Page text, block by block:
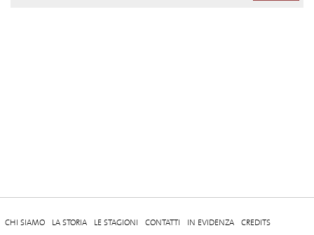
CHI SIAMO LA STORIA LE STAGIONI CONTATTI IN EVIDENZA CREDITS